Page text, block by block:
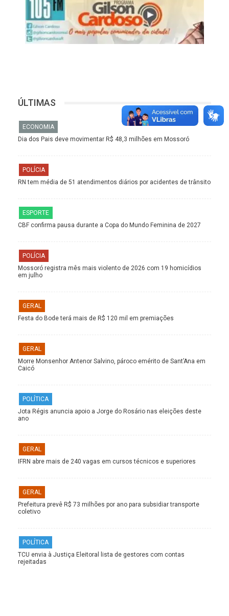
ÚLTIMAS
ECONOMIA
Dia dos Pais deve movimentar R$ 48,3 milhões em Mossoró
POLÍCIA
RN tem média de 51 atendimentos diários por acidentes de trânsito
ESPORTE
CBF confirma pausa durante a Copa do Mundo Feminina de 2027
POLÍCIA
Mossoró registra mês mais violento de 2026 com 19 homicídios
em julho
GERAL
Festa do Bode terá mais de R$ 120 mil em premiações
GERAL
Morre Monsenhor Antenor Salvino, pároco emérito de Sant’Ana em
Caicó
POLÍTICA
Jota Régis anuncia apoio a Jorge do Rosário nas eleições deste
ano
GERAL
IFRN abre mais de 240 vagas em cursos técnicos e superiores
GERAL
Prefeitura prevê R$ 73 milhões por ano para subsidiar transporte
coletivo
POLÍTICA
TCU envia à Justiça Eleitoral lista de gestores com contas
rejeitadas